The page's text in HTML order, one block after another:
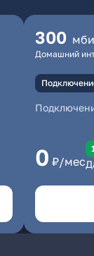
300
Домашний
0 ₽/мес